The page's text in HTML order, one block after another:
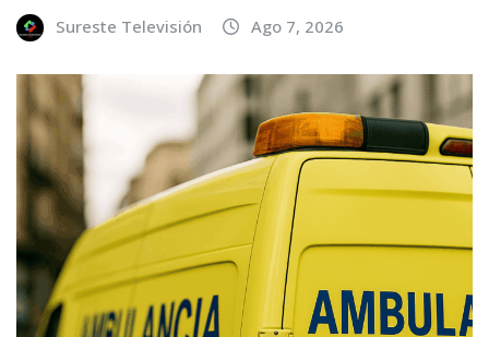
Sureste Televisión Ago 7, 2026